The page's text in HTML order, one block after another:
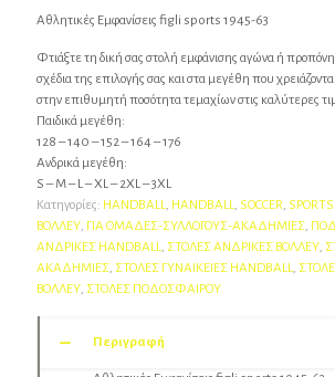
Αθλητικές Εμφανίσεις figli sports 1945-63
Φτιάξτε τη δική σας στολή εμφάνισης αγώνα ή
σχέδια της επιλογής σας και στα μεγέθη που
στην επιθυμητή ποσότητα τεμαχίων στις καλύτερες
Παιδικά μεγέθη:
128 – 140 – 152 – 164 – 176
Ανδρικά μεγέθη:
S – M – L – XL – 2XL – 3XL
Κατηγορίες: HANDBALL, HANDBALL, SOCCER,
ΒΟΛΛΕΥ, ΓΙΑ ΟΜΑΔΕΣ-ΣΥΛΛΟΓΟΥΣ-AΚΑΔΗΜΙΕΣ,
ΑΝΔΡΙΚΕΣ HANDBALL, ΣΤΟΛΕΣ ΑΝΔΡΙΚΕΣ ΒΟΛΛΕΥ,
ΑΚΑΔΗΜΙΕΣ, ΣΤΟΛΕΣ ΓΥΝΑΙΚΕΙΕΣ HANDBALL,
ΒΟΛΛΕΥ, ΣΤΟΛΕΣ ΠΟΔΟΣΦΑΙΡΟΥ
Περιγραφή